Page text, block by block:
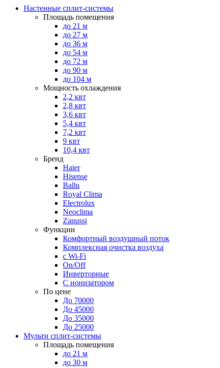
Настенные сплит-системы
Площадь помещения
до 21 м
до 27 м
до 36 м
до 54 м
до 72 м
до 90 м
до 104 м
Мощность охлаждения
2,2 квт
2,8 квт
3,6 квт
5,4 квт
7,2 квт
9 квт
10,4 квт
Бренд
Haier
Hisense
Ballu
Royal Clima
Electrolux
Neoclima
Zanussi
Функции
Комфортный воздушный поток
Комплексная очистка воздуха
с Wi-Fi
On/Off
Инверторные
С ионизатором
По цене
До 70000
До 45000
До 35000
До 25000
Мульти сплит-системы
Площадь помещения
до 21 м
до 30 м